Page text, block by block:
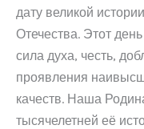
дату великой
Отечества. Этот
сила духа, честь,
проявления
качеств. Наша
тысячелетней её